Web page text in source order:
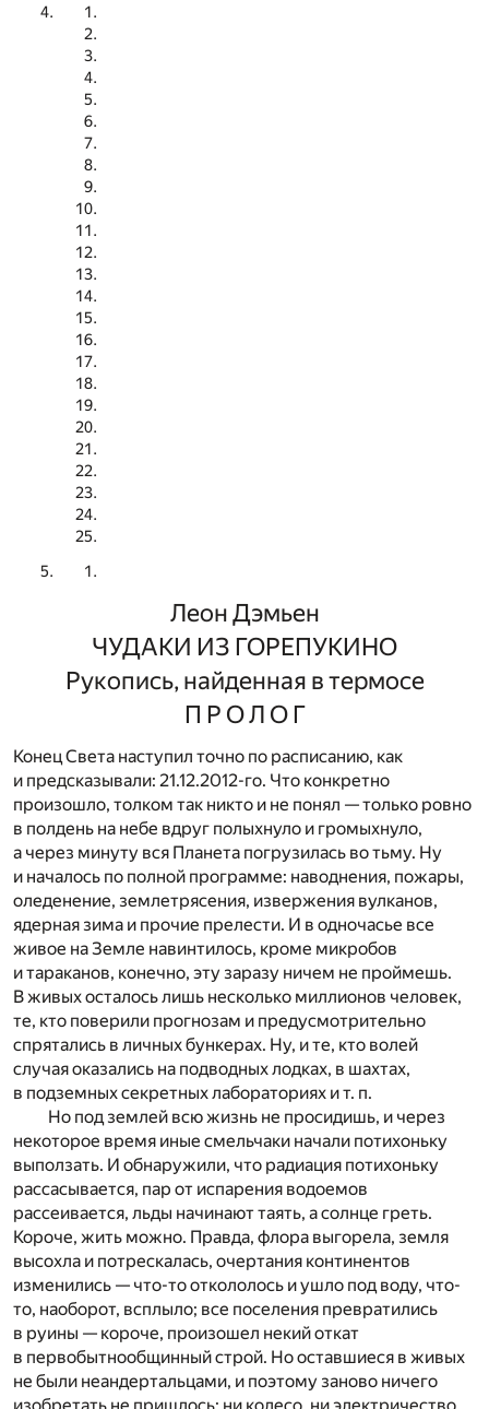
Леон Дэмьен
ЧУДАКИ ИЗ ГОРЕПУКИНО
Рукопись, найденная в термосе
П Р О Л О Г
Конец Света наступил точно по расписанию, как
и предсказывали: 21.12.2012-го. Что конкретно
произошло, толком так никто и не понял — только ровно
в полдень на небе вдруг полыхнуло и громыхнуло,
а через минуту вся Планета погрузилась во тьму. Ну
и началось по полной программе: наводнения, пожары,
оледенение, землетрясения, извержения вулканов,
ядерная зима и прочие прелести. И в одночасье все
живое на Земле навинтилось, кроме микробов
и тараканов, конечно, эту заразу ничем не проймешь.
В живых осталось лишь несколько миллионов человек,
те, кто поверили прогнозам и предусмотрительно
спрятались в личных бункерах. Ну, и те, кто волей
случая оказались на подводных лодках, в шахтах,
в подземных секретных лабораториях и т. п.
Но под землей всю жизнь не просидишь, и через
некоторое время иные смельчаки начали потихоньку
выползать. И обнаружили, что радиация потихоньку
рассасывается, пар от испарения водоемов
рассеивается, льды начинают таять, а солнце греть.
Короче, жить можно. Правда, флора выгорела, земля
высохла и потрескалась, очертания континентов
изменились — что-то откололось и ушло под воду, что-
то, наоборот, всплыло; все поселения превратились
в руины — короче, произошел некий откат
в первобытнообщинный строй. Но оставшиеся в живых
не были неандертальцами, и поэтому заново ничего
изобретать не пришлось: ни колесо, ни электричество,